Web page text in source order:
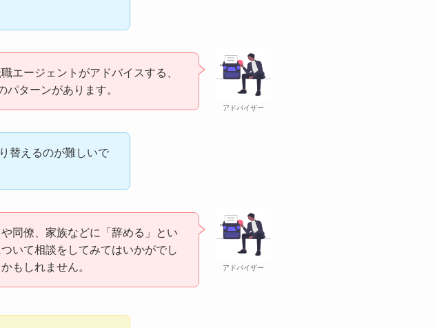
アドバイザー
エージェントがアドバイスする、
パターンがあります。
替えるのが難しいで
アドバイザー
同僚、家族などに「辞める」とい
いて相談をしてみてはいかがでし
もしれません。